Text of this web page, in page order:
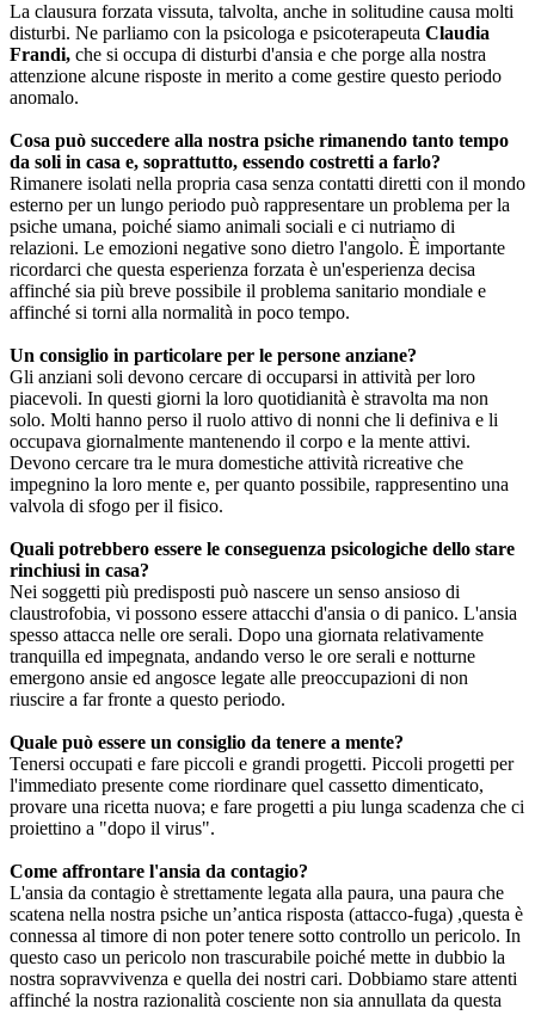
La clausura forzata vissuta, talvolta, anche in solitudine causa molti
disturbi. Ne parliamo con la psicologa e psicoterapeuta Claudia
Frandi, che si occupa di disturbi d'ansia e che porge alla nostra
attenzione alcune risposte in merito a come gestire questo periodo
anomalo.
Cosa può succedere alla nostra psiche rimanendo tanto tempo
da soli in casa e, soprattutto, essendo costretti a farlo?
Rimanere isolati nella propria casa senza contatti diretti con il mondo
esterno per un lungo periodo può rappresentare un problema per la
psiche umana, poiché siamo animali sociali e ci nutriamo di
relazioni. Le emozioni negative sono dietro l'angolo. È importante
ricordarci che questa esperienza forzata è un'esperienza decisa
affinché sia più breve possibile il problema sanitario mondiale e
affinché si torni alla normalità in poco tempo.
Un consiglio in particolare per le persone anziane?
Gli anziani soli devono cercare di occuparsi in attività per loro
piacevoli. In questi giorni la loro quotidianità è stravolta ma non
solo. Molti hanno perso il ruolo attivo di nonni che li definiva e li
occupava giornalmente mantenendo il corpo e la mente attivi.
Devono cercare tra le mura domestiche attività ricreative che
impegnino la loro mente e, per quanto possibile, rappresentino una
valvola di sfogo per il fisico.
Quali potrebbero essere le conseguenza psicologiche dello stare
rinchiusi in casa?
Nei soggetti più predisposti può nascere un senso ansioso di
claustrofobia, vi possono essere attacchi d'ansia o di panico. L'ansia
spesso attacca nelle ore serali. Dopo una giornata relativamente
tranquilla ed impegnata, andando verso le ore serali e notturne
emergono ansie ed angosce legate alle preoccupazioni di non
riuscire a far fronte a questo periodo.
Quale può essere un consiglio da tenere a mente?
Tenersi occupati e fare piccoli e grandi progetti. Piccoli progetti per
l'immediato presente come riordinare quel cassetto dimenticato,
provare una ricetta nuova; e fare progetti a piu lunga scadenza che ci
proiettino a "dopo il virus".
Come affrontare l'ansia da contagio?
L'ansia da contagio è strettamente legata alla paura, una paura che
scatena nella nostra psiche un’antica risposta (attacco-fuga) ,questa è
connessa al timore di non poter tenere sotto controllo un pericolo. In
questo caso un pericolo non trascurabile poiché mette in dubbio la
nostra sopravvivenza e quella dei nostri cari. Dobbiamo stare attenti
affinché la nostra razionalità cosciente non sia annullata da questa